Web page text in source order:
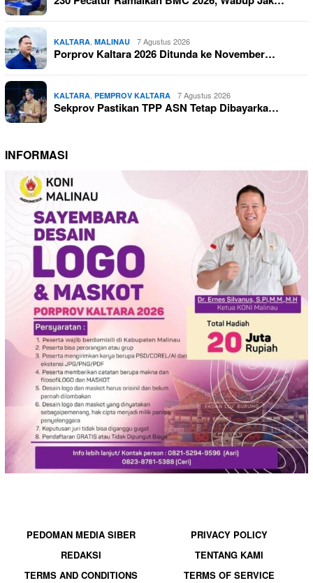
KALTARA, MALINAU 7 Agustus 2026
Porprov Kaltara 2026 Ditunda ke November…
KALTARA, PEMPROV KALTARA 7 Agustus 2026
Sekprov Pastikan TPP ASN Tetap Dibayarka…
INFORMASI
PEDOMAN MEDIA SIBER
PRIVACY POLICY
REDAKSI
TENTANG KAMI
TERMS AND CONDITIONS
TERMS OF SERVICE